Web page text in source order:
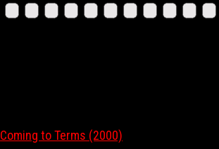
Coming to Terms (2000)